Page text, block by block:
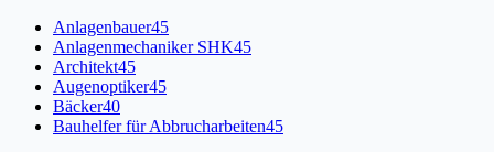
Anlagenbauer45
Anlagenmechaniker SHK45
Architekt45
Augenoptiker45
Bäcker40
Bauhelfer für Abbrucharbeiten45